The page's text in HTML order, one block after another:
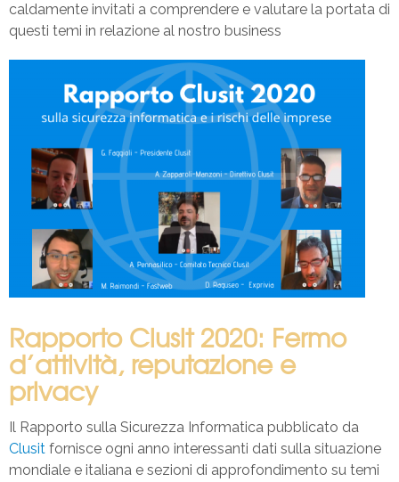
caldamente invitati a comprendere e valutare la portata di
questi temi in relazione al nostro business
Rapporto Clusit 2020: Fermo
d’attività, reputazione e
privacy
Il Rapporto sulla Sicurezza Informatica pubblicato da
Clusit fornisce ogni anno interessanti dati sulla situazione
mondiale e italiana e sezioni di approfondimento su temi